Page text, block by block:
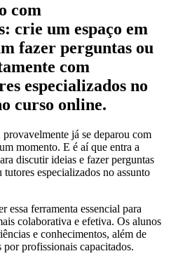
com
crie um espaço em
fazer perguntas ou
com
especializados no
curso online.
provavelmente já se deparou com
momento. E é aí que entra a
discutir ideias e fazer perguntas
especializados no assunto
essa ferramenta essencial para
colaborativa e efetiva. Os alunos
e conhecimentos, além de
por profissionais capacitados.